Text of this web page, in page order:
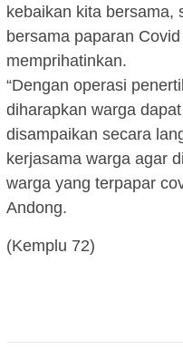
kebaikan kita bersama,
bersama paparan
memprihatinkan.
“Dengan operasi
diharapkan warga
disampaikan secara
kerjasama warga agar
warga yang terpapar
Andong.
(Kemplu 72)